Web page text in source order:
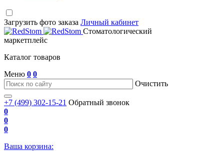
Загрузить фото заказа Личный кабинет
Стоматологический
маркетплейс
Каталог товаров
Меню 0 0
Очистить
+7 (499) 302-15-21 Обратный звонок
0
0
0
Ваша корзина: